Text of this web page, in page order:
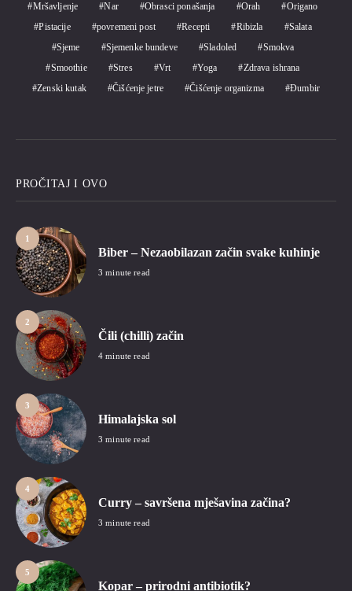
Mršavljenje
Nar Obrasci ponašanja Orah
Origano
Pistacije
povremeni post Recepti Ribizla
Salata
Sjeme
Sjemenke bundeve Sladoled
Smokva
Smoothie
Stres Vrt Yoga
Zdrava ishrana
Zenski kutak
Čišćenje jetre Čišćenje organizma Đumbir
PROČITAJ I OVO
1
Biber – Nezaobilazan začin svake kuhinje
3 minute read
2
Čili (chilli) začin
4 minute read
3
Himalajska sol
3 minute read
4
Curry – savršena mješavina začina?
3 minute read
5
Kopar – prirodni antibiotik?